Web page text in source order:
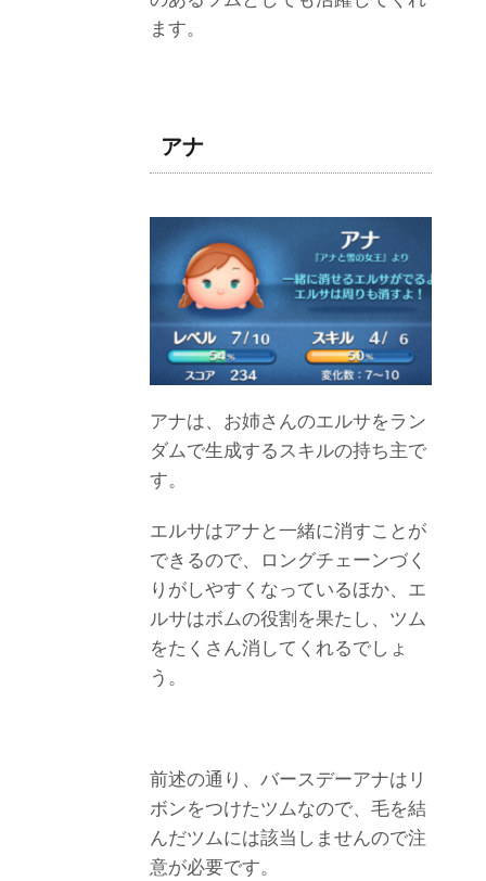
ます。
アナ
アナは、お姉さんのエルサをラン
ダムで生成するスキルの持ち主で
す。
エルサはアナと一緒に消すことが
できるので、ロングチェーンづく
りがしやすくなっているほか、エ
ルサはボムの役割を果たし、ツム
をたくさん消してくれるでしょ
う。
前述の通り、バースデーアナはリ
ボンをつけたツムなので、毛を結
んだツムには該当しませんので注
意が必要です。